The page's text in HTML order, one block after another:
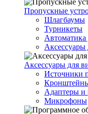
Пропускные
Шлагбаумы
Турникеты
Автоматика
Аксессуары
Аксессуары для
Источники
Адаптеры и
Микрофоны